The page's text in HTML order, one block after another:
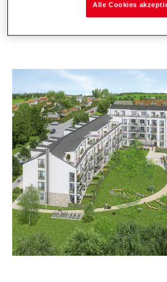
sowohl an die Innenstadt als
Alle Cookies